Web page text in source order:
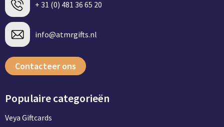
Outdoor
Picknickartikelen
+ 31 (0) 481 36 65 20
info@atmrgifts.nl
Contacteer ons
Populaire categorieën
Veya Giftcards